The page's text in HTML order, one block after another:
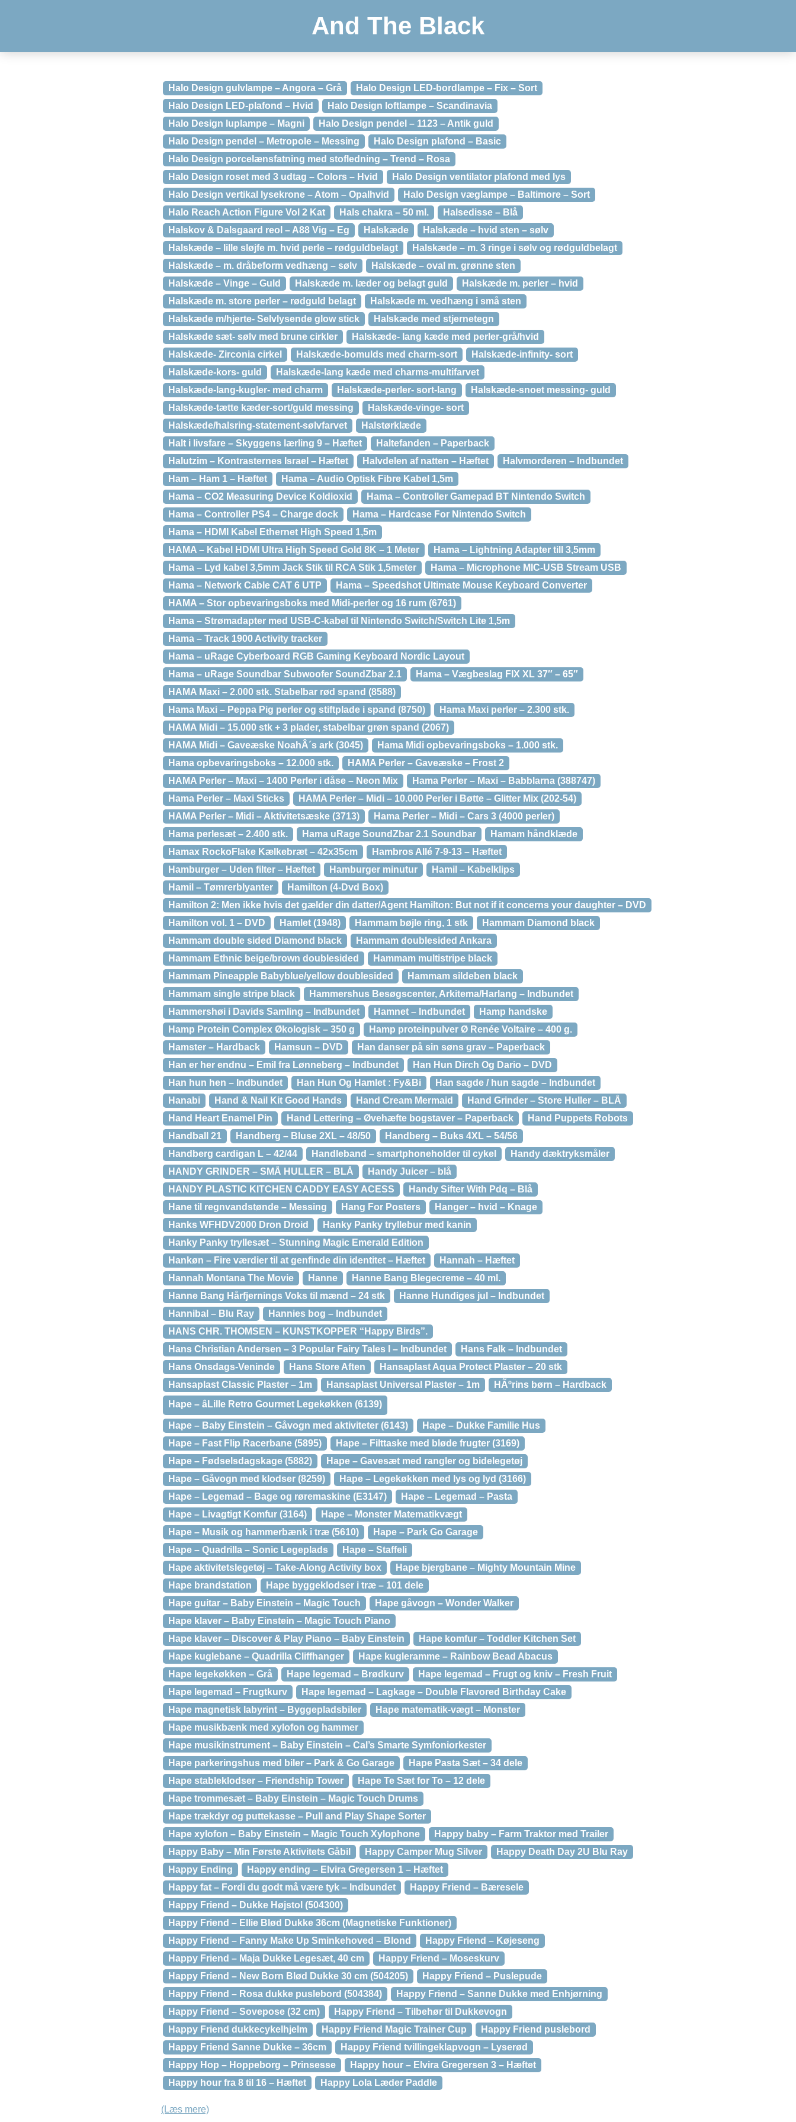
And The Black
Halo Design gulvlampe – Angora – Grå
Halo Design LED-bordlampe – Fix – Sort
Halo Design LED-plafond – Hvid
Halo Design loftlampe – Scandinavia
Halo Design luplampe – Magni
Halo Design pendel – 1123 – Antik guld
Halo Design pendel – Metropole – Messing
Halo Design plafond – Basic
Halo Design porcelænsfatning med stofledning – Trend – Rosa
Halo Design roset med 3 udtag – Colors – Hvid
Halo Design ventilator plafond med lys
Halo Design vertikal lysekrone – Atom – Opalhvid
Halo Design væglampe – Baltimore – Sort
Halo Reach Action Figure Vol 2 Kat
Hals chakra – 50 ml.
Halsedisse – Blå
Halskov & Dalsgaard reol – A88 Vig – Eg
Halskæde
Halskæde – hvid sten – sølv
Halskæde – lille sløjfe m. hvid perle – rødguldbelagt
Halskæde – m. 3 ringe i sølv og rødguldbelagt
Halskæde – m. dråbeform vedhæng – sølv
Halskæde – oval m. grønne sten
Halskæde – Vinge – Guld
Halskæde m. læder og belagt guld
Halskæde m. perler – hvid
Halskæde m. store perler – rødguld belagt
Halskæde m. vedhæng i små sten
Halskæde m/hjerte- Selvlysende glow stick
Halskæde med stjernetegn
Halskæde sæt- sølv med brune cirkler
Halskæde- lang kæde med perler-grå/hvid
Halskæde- Zirconia cirkel
Halskæde-bomulds med charm-sort
Halskæde-infinity- sort
Halskæde-kors- guld
Halskæde-lang kæde med charms-multifarvet
Halskæde-lang-kugler- med charm
Halskæde-perler- sort-lang
Halskæde-snoet messing- guld
Halskæde-tætte kæder-sort/guld messing
Halskæde-vinge- sort
Halskæde/halsring-statement-sølvfarvet
Halstørklæde
Halt i livsfare – Skyggens lærling 9 – Hæftet
Haltefanden – Paperback
Halutzim – Kontrasternes Israel – Hæftet
Halvdelen af natten – Hæftet
Halvmorderen – Indbundet
Ham – Ham 1 – Hæftet
Hama – Audio Optisk Fibre Kabel 1,5m
Hama – CO2 Measuring Device Koldioxid
Hama – Controller Gamepad BT Nintendo Switch
Hama – Controller PS4 – Charge dock
Hama – Hardcase For Nintendo Switch
Hama – HDMI Kabel Ethernet High Speed 1,5m
HAMA – Kabel HDMI Ultra High Speed Gold 8K – 1 Meter
Hama – Lightning Adapter till 3,5mm
Hama – Lyd kabel 3,5mm Jack Stik til RCA Stik 1,5meter
Hama – Microphone MIC-USB Stream USB
Hama – Network Cable CAT 6 UTP
Hama – Speedshot Ultimate Mouse Keyboard Converter
HAMA – Stor opbevaringsboks med Midi-perler og 16 rum (6761)
Hama – Strømadapter med USB-C-kabel til Nintendo Switch/Switch Lite 1,5m
Hama – Track 1900 Activity tracker
Hama – uRage Cyberboard RGB Gaming Keyboard Nordic Layout
Hama – uRage Soundbar Subwoofer SoundZbar 2.1
Hama – Vægbeslag FIX XL 37″ – 65″
HAMA Maxi – 2.000 stk. Stabelbar rød spand (8588)
Hama Maxi – Peppa Pig perler og stiftplade i spand (8750)
Hama Maxi perler – 2.300 stk.
HAMA Midi – 15.000 stk + 3 plader, stabelbar grøn spand (2067)
HAMA Midi – Gaveæske NoahÂ´s ark (3045)
Hama Midi opbevaringsboks – 1.000 stk.
Hama opbevaringsboks – 12.000 stk.
HAMA Perler – Gaveæske – Frost 2
HAMA Perler – Maxi – 1400 Perler i dåse – Neon Mix
Hama Perler – Maxi – Babblarna (388747)
Hama Perler – Maxi Sticks
HAMA Perler – Midi – 10.000 Perler i Bøtte – Glitter Mix (202-54)
HAMA Perler – Midi – Aktivitetsæske (3713)
Hama Perler – Midi – Cars 3 (4000 perler)
Hama perlesæt – 2.400 stk.
Hama uRage SoundZbar 2.1 Soundbar
Hamam håndklæde
Hamax RockoFlake Kælkebræt – 42x35cm
Hambros Allé 7-9-13 – Hæftet
Hamburger – Uden filter – Hæftet
Hamburger minutur
Hamil – Kabelklips
Hamil – Tømrerblyanter
Hamilton (4-Dvd Box)
Hamilton 2: Men ikke hvis det gælder din datter/Agent Hamilton: But not if it concerns your daughter – DVD
Hamilton vol. 1 – DVD
Hamlet (1948) Hammam bøjle ring, 1 stk
Hammam Diamond black
Hammam double sided Diamond black
Hammam doublesided Ankara
Hammam Ethnic beige/brown doublesided
Hammam multistripe black
Hammam Pineapple Babyblue/yellow doublesided
Hammam sildeben black
Hammam single stripe black
Hammershus Besøgscenter, Arkitema/Harlang – Indbundet
Hammershøi i Davids Samling – Indbundet
Hamnet – Indbundet
Hamp handske
Hamp Protein Complex Økologisk – 350 g
Hamp proteinpulver Ø Renée Voltaire – 400 g.
Hamster – Hardback
Hamsun – DVD
Han danser på sin søns grav – Paperback
Han er her endnu – Emil fra Lønneberg – Indbundet
Han Hun Dirch Og Dario – DVD
Han hun hen – Indbundet
Han Hun Og Hamlet : Fy&Bi
Han sagde / hun sagde – Indbundet
Hanabi
Hand & Nail Kit Good Hands Hand Cream Mermaid
Hand Grinder – Store Huller – BLÅ
Hand Heart Enamel Pin
Hand Lettering – Øvehæfte bogstaver – Paperback
Hand Puppets Robots
Handball 21
Handberg – Bluse 2XL – 48/50
Handberg – Buks 4XL – 54/56
Handberg cardigan L – 42/44
Handleband – smartphoneholder til cykel
Handy dæktryksmåler
HANDY GRINDER – SMÅ HULLER – BLÅ
Handy Juicer – blå
HANDY PLASTIC KITCHEN CADDY EASY ACESS
Handy Sifter With Pdq – Blå
Hane til regnvandstønde – Messing
Hang For Posters
Hanger – hvid – Knage
Hanks WFHDV2000 Dron Droid
Hanky Panky tryllebur med kanin
Hanky Panky tryllesæt – Stunning Magic Emerald Edition
Hankøn – Fire værdier til at genfinde din identitet – Hæftet
Hannah – Hæftet
Hannah Montana The Movie
Hanne
Hanne Bang Blegecreme – 40 ml.
Hanne Bang Hårfjernings Voks til mænd – 24 stk
Hanne Hundiges jul – Indbundet
Hannibal – Blu Ray
Hannies bog – Indbundet
HANS CHR. THOMSEN – KUNSTKOPPER “Happy Birds”.
Hans Christian Andersen – 3 Popular Fairy Tales I – Indbundet
Hans Falk – Indbundet
Hans Onsdags-Veninde
Hans Store Aften
Hansaplast Aqua Protect Plaster – 20 stk
Hansaplast Classic Plaster – 1m
Hansaplast Universal Plaster – 1m
HÃºrins børn – Hardback
Hape – âLille Retro Gourmet Legekøkken (6139)
Hape – Baby Einstein – Gåvogn med aktiviteter (6143)
Hape – Dukke Familie Hus
Hape – Fast Flip Racerbane (5895)
Hape – Filttaske med bløde frugter (3169)
Hape – Fødselsdagskage (5882)
Hape – Gavesæt med rangler og bidelegetøj
Hape – Gåvogn med klodser (8259)
Hape – Legekøkken med lys og lyd (3166)
Hape – Legemad – Bage og røremaskine (E3147)
Hape – Legemad – Pasta
Hape – Livagtigt Komfur (3164)
Hape – Monster Matematikvægt
Hape – Musik og hammerbænk i træ (5610)
Hape – Park Go Garage
Hape – Quadrilla – Sonic Legeplads
Hape – Staffeli
Hape aktivitetslegetøj – Take-Along Activity box
Hape bjergbane – Mighty Mountain Mine
Hape brandstation
Hape byggeklodser i træ – 101 dele
Hape guitar – Baby Einstein – Magic Touch
Hape gåvogn – Wonder Walker
Hape klaver – Baby Einstein – Magic Touch Piano
Hape klaver – Discover & Play Piano – Baby Einstein
Hape komfur – Toddler Kitchen Set
Hape kuglebane – Quadrilla Cliffhanger
Hape kugleramme – Rainbow Bead Abacus
Hape legekøkken – Grå
Hape legemad – Brødkurv
Hape legemad – Frugt og kniv – Fresh Fruit
Hape legemad – Frugtkurv
Hape legemad – Lagkage – Double Flavored Birthday Cake
Hape magnetisk labyrint – Byggepladsbiler
Hape matematik-vægt – Monster
Hape musikbænk med xylofon og hammer
Hape musikinstrument – Baby Einstein – Cal’s Smarte Symfoniorkester
Hape parkeringshus med biler – Park & Go Garage
Hape Pasta Sæt – 34 dele
Hape stableklodser – Friendship Tower
Hape Te Sæt for To – 12 dele
Hape trommesæt – Baby Einstein – Magic Touch Drums
Hape trækdyr og puttekasse – Pull and Play Shape Sorter
Hape xylofon – Baby Einstein – Magic Touch Xylophone
Happy baby – Farm Traktor med Trailer
Happy Baby – Min Første Aktivitets Gåbil
Happy Camper Mug Silver
Happy Death Day 2U Blu Ray
Happy Ending
Happy ending – Elvira Gregersen 1 – Hæftet
Happy fat – Fordi du godt må være tyk – Indbundet
Happy Friend – Bæresele
Happy Friend – Dukke Højstol (504300)
Happy Friend – Ellie Blød Dukke 36cm (Magnetiske Funktioner)
Happy Friend – Fanny Make Up Sminkehoved – Blond
Happy Friend – Køjeseng
Happy Friend – Maja Dukke Legesæt, 40 cm
Happy Friend – Moseskurv
Happy Friend – New Born Blød Dukke 30 cm (504205)
Happy Friend – Puslepude
Happy Friend – Rosa dukke puslebord (504384)
Happy Friend – Sanne Dukke med Enhjørning
Happy Friend – Sovepose (32 cm)
Happy Friend – Tilbehør til Dukkevogn
Happy Friend dukkecykelhjelm
Happy Friend Magic Trainer Cup
Happy Friend puslebord
Happy Friend Sanne Dukke – 36cm
Happy Friend tvillingeklapvogn – Lyserød
Happy Hop – Hoppeborg – Prinsesse
Happy hour – Elvira Gregersen 3 – Hæftet
Happy hour fra 8 til 16 – Hæftet
Happy Lola Læder Paddle
(Læs mere)